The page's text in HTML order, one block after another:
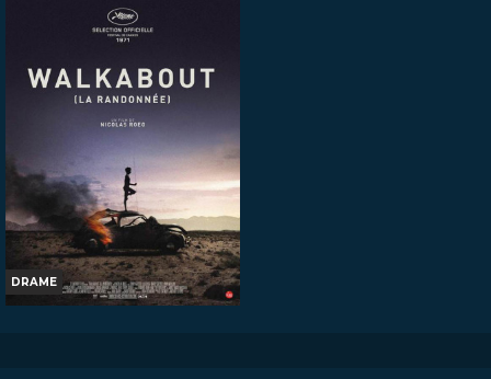
PARTIE 1 : L'AGE DE FER
Bande-annonce
AVERT. TOUT PUBLIC
VF
DRAME